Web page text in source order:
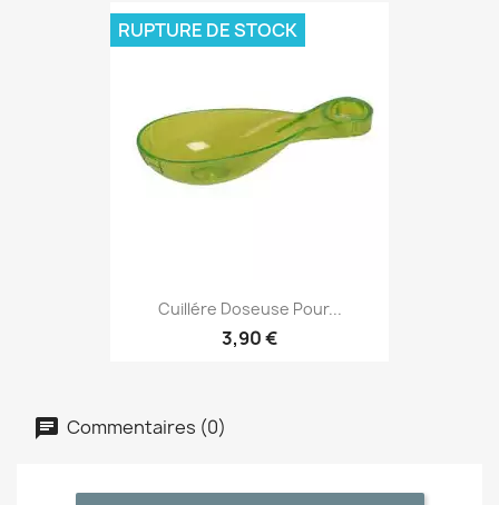
Cuillére Doseuse Pour...
3,90 €
RUPTURE DE STOCK
Commentaires (0)